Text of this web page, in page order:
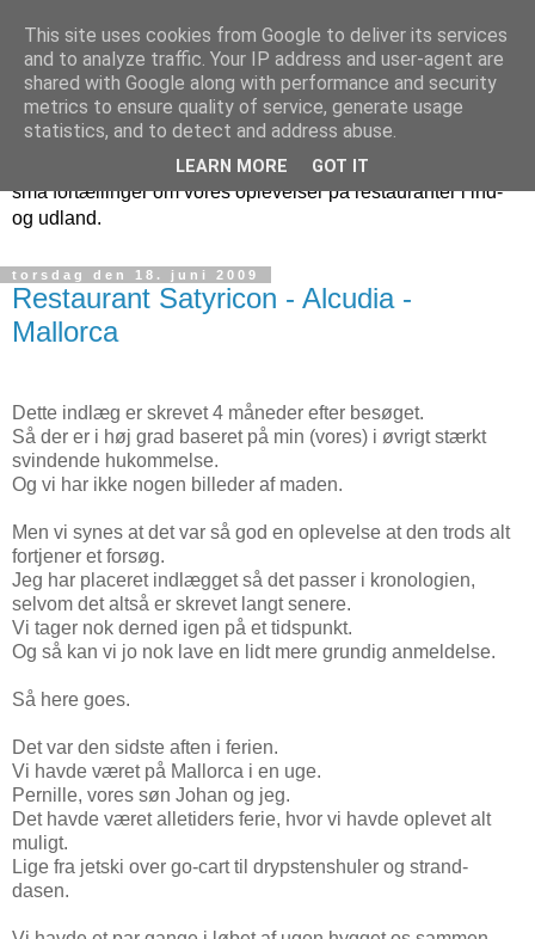
Benny og Pernilles
restaurantoplevelser
Denne blog kommer med tiden til at indeholde en masse
små fortællinger om vores oplevelser på restauranter i ind-
og udland.
torsdag den 18. juni 2009
Restaurant Satyricon - Alcudia -
Mallorca
Dette indlæg er skrevet 4 måneder efter besøget.
Så der er i høj grad baseret på min (vores) i øvrigt stærkt
svindende hukommelse.
Og vi har ikke nogen billeder af maden.
Men vi synes at det var så god en oplevelse at den trods alt
fortjener et forsøg.
Jeg har placeret indlægget så det passer i kronologien,
selvom det altså er skrevet langt senere.
Vi tager nok derned igen på et tidspunkt.
Og så kan vi jo nok lave en lidt mere grundig anmeldelse.
Så here goes.
Det var den sidste aften i ferien.
Vi havde været på Mallorca i en uge.
Pernille, vores søn Johan og jeg.
Det havde været alletiders ferie, hvor vi havde oplevet alt
muligt.
Lige fra jetski over go-cart til drypstenshuler og strand-
dasen.
This site uses cookies from Google to deliver its services
and to analyze traffic. Your IP address and user-agent are
shared with Google along with performance and security
metrics to ensure quality of service, generate usage
statistics, and to detect and address abuse.
LEARN MORE GOT IT